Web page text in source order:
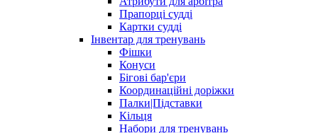
Прапорці судді
Картки судді
Інвентар для тренувань
Фішки
Конуси
Бігові бар'єри
Координаційні доріжки
Палки|Підставки
Кільця
Набори для тренувань